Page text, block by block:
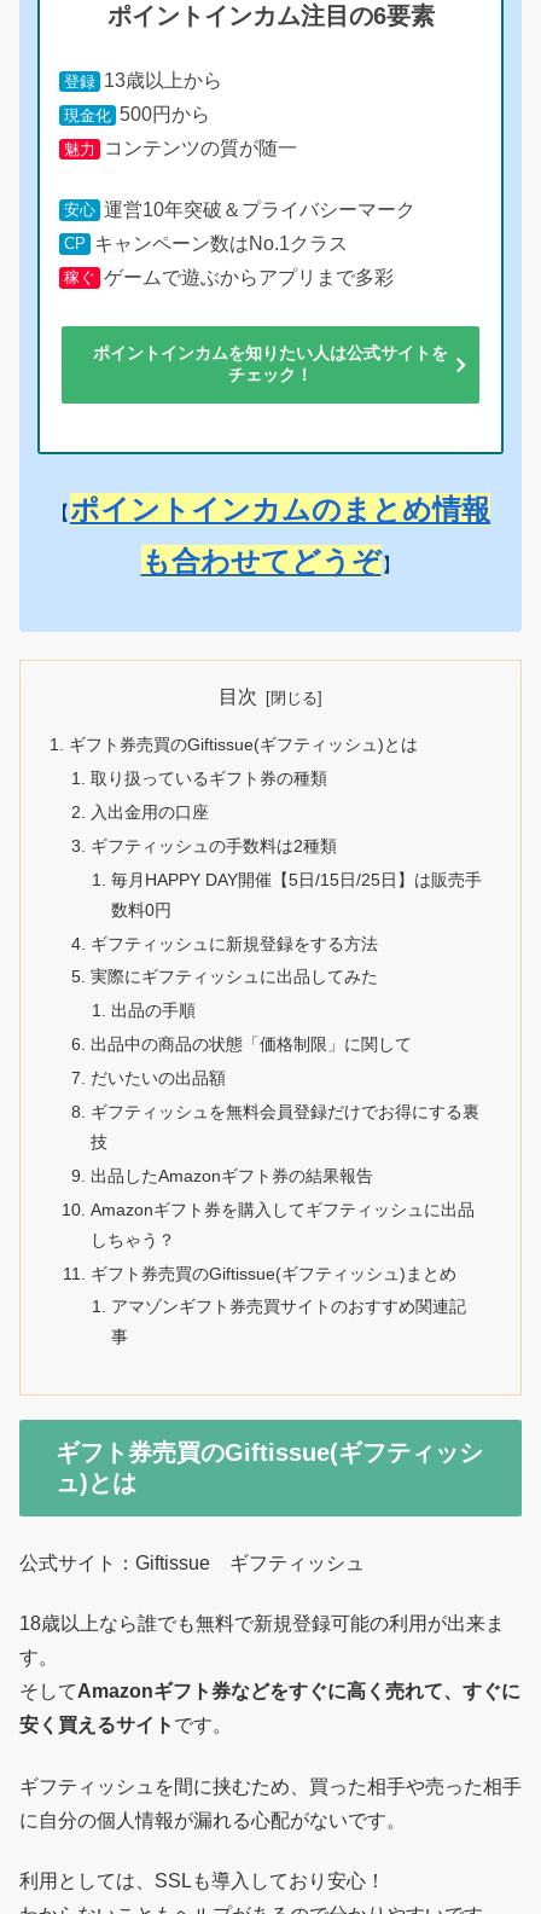
ポイントインカム注目の6要素
登録 13歳以上から
現金化 500円から
魅力 コンテンツの質が随一
安心 運営10年突破＆プライバシーマーク
CP キャンペーン数はNo.1クラス
稼ぐ ゲームで遊ぶからアプリまで多彩
ポイントインカムを知りたい人は公式サイトを
チェック！
【ポイントインカムのまとめ情報
も合わせてどうぞ 】
目次
ギフト券売買のGiftissue(ギフティッシュ)とは
取り扱っているギフト券の種類
入出金用の口座
ギフティッシュの手数料は2種類
毎月HAPPY DAY開催【5日/15日/25日】は販売手
数料0円
ギフティッシュに新規登録をする方法
実際にギフティッシュに出品してみた
出品の手順
出品中の商品の状態「価格制限」に関して
だいたいの出品額
ギフティッシュを無料会員登録だけでお得にする裏
技
出品したAmazonギフト券の結果報告
Amazonギフト券を購入してギフティッシュに出品
しちゃう？
ギフト券売買のGiftissue(ギフティッシュ)まとめ
アマゾンギフト券売買サイトのおすすめ関連記
事
ギフト券売買のGiftissue(ギフティッシ
ュ)とは
公式サイト：Giftissue ギフティッシュ
18歳以上なら誰でも無料で新規登録可能の利用が出来ま
す。
そしてAmazonギフト券などをすぐに高く売れて、すぐに
安く買えるサイト です。
ギフティッシュを間に挟むため、買った相手や売った相手
に自分の個人情報が漏れる心配がないです。
利用としては、SSLも導入しており安心！